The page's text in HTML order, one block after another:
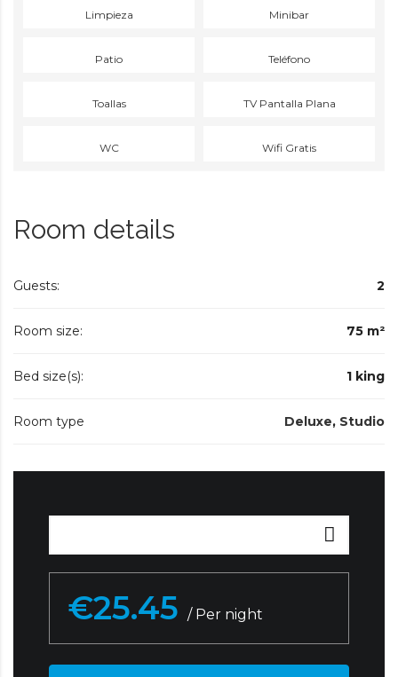
Limpieza Minibar
Patio Teléfono
Toallas TV Pantalla Plana
WC Wifi Gratis
Room details
Guests: 2
Room size: 75 m²
Bed size(s): 1 king
Room type Deluxe, Studio
€25.45 / Per night